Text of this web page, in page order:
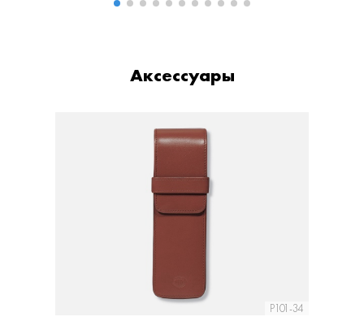
Аксессуары
P101-34